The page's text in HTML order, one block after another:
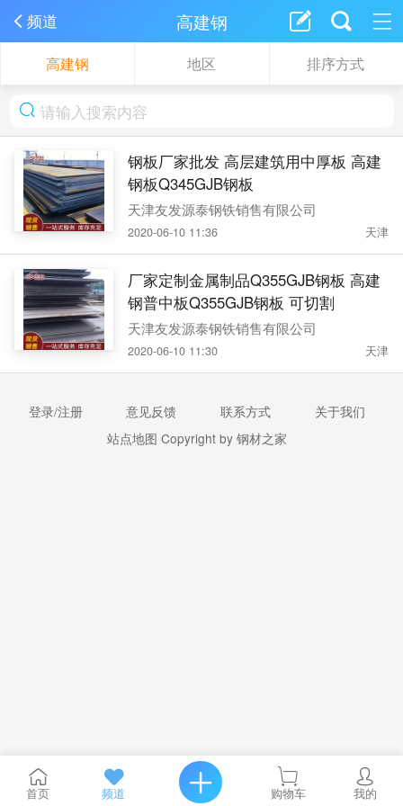
频道 高建钢
高建钢 地区 排序方式
钢板厂家批发 高层建筑用中厚板 高建
钢板Q345GJB钢板
天津友发源泰钢铁销售有限公司
2020-06-10 11:36 天津
厂家定制金属制品Q355GJB钢板 高建
钢普中板Q355GJB钢板 可切割
天津友发源泰钢铁销售有限公司
2020-06-10 11:30 天津
登录/注册 意见反馈 联系方式
关于我们
站点地图 Copyright by 钢材之家
首页 频道 购物车 我的